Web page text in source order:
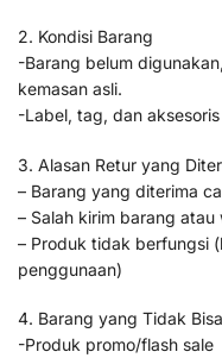
2. Kondisi Barang
-Barang belum
kemasan asli.
-Label, tag, dan
3. Alasan Retur yang
– Barang yang diterima
– Salah kirim barang
– Produk tidak berfungsi
penggunaan)
4. Barang yang Tidak
-Produk promo/flash sale